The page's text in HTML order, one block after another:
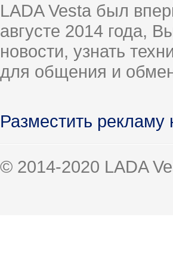
LADA Vesta был
августе 2014 года,
новости, узнать
для общения и
Разместить рекламу
© 2014-2020 LADA